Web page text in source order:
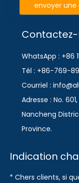
envoyer
WhatsApp : +86
Tél : +86-769-
Courriel :
Adresse : No.
Nancheng
Province.
Indication
* Chers clients, si